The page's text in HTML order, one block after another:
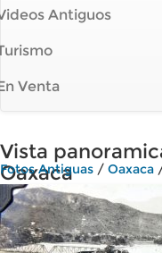
Antiguos
Venta
Vista
Oaxaca
Fotos Antiguas / Oaxaca